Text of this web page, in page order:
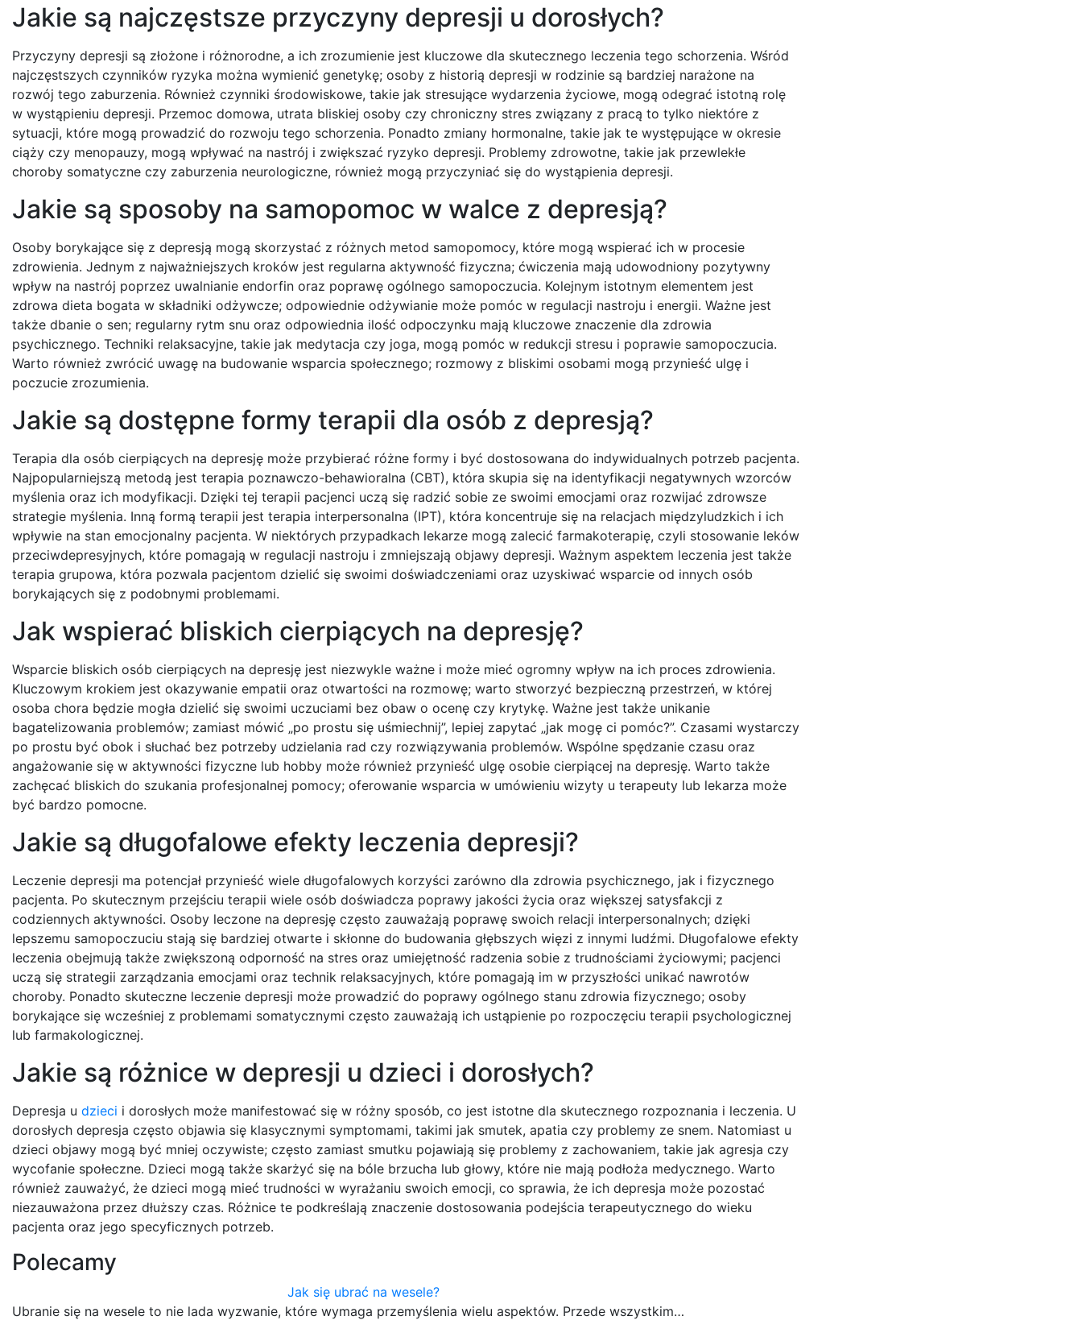
Jakie są najczęstsze przyczyny depresji u dorosłych?
Przyczyny depresji są złożone i różnorodne, a ich zrozumienie jest kluczowe dla skutecznego leczenia tego schorzenia. Wśród
najczęstszych czynników ryzyka można wymienić genetykę; osoby z historią depresji w rodzinie są bardziej narażone na
rozwój tego zaburzenia. Również czynniki środowiskowe, takie jak stresujące wydarzenia życiowe, mogą odegrać istotną rolę
w wystąpieniu depresji. Przemoc domowa, utrata bliskiej osoby czy chroniczny stres związany z pracą to tylko niektóre z
sytuacji, które mogą prowadzić do rozwoju tego schorzenia. Ponadto zmiany hormonalne, takie jak te występujące w okresie
ciąży czy menopauzy, mogą wpływać na nastrój i zwiększać ryzyko depresji. Problemy zdrowotne, takie jak przewlekłe
choroby somatyczne czy zaburzenia neurologiczne, również mogą przyczyniać się do wystąpienia depresji.
Jakie są sposoby na samopomoc w walce z depresją?
Osoby borykające się z depresją mogą skorzystać z różnych metod samopomocy, które mogą wspierać ich w procesie
zdrowienia. Jednym z najważniejszych kroków jest regularna aktywność fizyczna; ćwiczenia mają udowodniony pozytywny
wpływ na nastrój poprzez uwalnianie endorfin oraz poprawę ogólnego samopoczucia. Kolejnym istotnym elementem jest
zdrowa dieta bogata w składniki odżywcze; odpowiednie odżywianie może pomóc w regulacji nastroju i energii. Ważne jest
także dbanie o sen; regularny rytm snu oraz odpowiednia ilość odpoczynku mają kluczowe znaczenie dla zdrowia
psychicznego. Techniki relaksacyjne, takie jak medytacja czy joga, mogą pomóc w redukcji stresu i poprawie samopoczucia.
Warto również zwrócić uwagę na budowanie wsparcia społecznego; rozmowy z bliskimi osobami mogą przynieść ulgę i
poczucie zrozumienia.
Jakie są dostępne formy terapii dla osób z depresją?
Terapia dla osób cierpiących na depresję może przybierać różne formy i być dostosowana do indywidualnych potrzeb pacjenta.
Najpopularniejszą metodą jest terapia poznawczo-behawioralna (CBT), która skupia się na identyfikacji negatywnych wzorców
myślenia oraz ich modyfikacji. Dzięki tej terapii pacjenci uczą się radzić sobie ze swoimi emocjami oraz rozwijać zdrowsze
strategie myślenia. Inną formą terapii jest terapia interpersonalna (IPT), która koncentruje się na relacjach międzyludzkich i ich
wpływie na stan emocjonalny pacjenta. W niektórych przypadkach lekarze mogą zalecić farmakoterapię, czyli stosowanie leków
przeciwdepresyjnych, które pomagają w regulacji nastroju i zmniejszają objawy depresji. Ważnym aspektem leczenia jest także
terapia grupowa, która pozwala pacjentom dzielić się swoimi doświadczeniami oraz uzyskiwać wsparcie od innych osób
borykających się z podobnymi problemami.
Jak wspierać bliskich cierpiących na depresję?
Wsparcie bliskich osób cierpiących na depresję jest niezwykle ważne i może mieć ogromny wpływ na ich proces zdrowienia.
Kluczowym krokiem jest okazywanie empatii oraz otwartości na rozmowę; warto stworzyć bezpieczną przestrzeń, w której
osoba chora będzie mogła dzielić się swoimi uczuciami bez obaw o ocenę czy krytykę. Ważne jest także unikanie
bagatelizowania problemów; zamiast mówić „po prostu się uśmiechnij”, lepiej zapytać „jak mogę ci pomóc?”. Czasami wystarczy
po prostu być obok i słuchać bez potrzeby udzielania rad czy rozwiązywania problemów. Wspólne spędzanie czasu oraz
angażowanie się w aktywności fizyczne lub hobby może również przynieść ulgę osobie cierpiącej na depresję. Warto także
zachęcać bliskich do szukania profesjonalnej pomocy; oferowanie wsparcia w umówieniu wizyty u terapeuty lub lekarza może
być bardzo pomocne.
Jakie są długofalowe efekty leczenia depresji?
Leczenie depresji ma potencjał przynieść wiele długofalowych korzyści zarówno dla zdrowia psychicznego, jak i fizycznego
pacjenta. Po skutecznym przejściu terapii wiele osób doświadcza poprawy jakości życia oraz większej satysfakcji z
codziennych aktywności. Osoby leczone na depresję często zauważają poprawę swoich relacji interpersonalnych; dzięki
lepszemu samopoczuciu stają się bardziej otwarte i skłonne do budowania głębszych więzi z innymi ludźmi. Długofalowe efekty
leczenia obejmują także zwiększoną odporność na stres oraz umiejętność radzenia sobie z trudnościami życiowymi; pacjenci
uczą się strategii zarządzania emocjami oraz technik relaksacyjnych, które pomagają im w przyszłości unikać nawrotów
choroby. Ponadto skuteczne leczenie depresji może prowadzić do poprawy ogólnego stanu zdrowia fizycznego; osoby
borykające się wcześniej z problemami somatycznymi często zauważają ich ustąpienie po rozpoczęciu terapii psychologicznej
lub farmakologicznej.
Jakie są różnice w depresji u dzieci i dorosłych?
Depresja u dzieci i dorosłych może manifestować się w różny sposób, co jest istotne dla skutecznego rozpoznania i leczenia. U
dorosłych depresja często objawia się klasycznymi symptomami, takimi jak smutek, apatia czy problemy ze snem. Natomiast u
dzieci objawy mogą być mniej oczywiste; często zamiast smutku pojawiają się problemy z zachowaniem, takie jak agresja czy
wycofanie społeczne. Dzieci mogą także skarżyć się na bóle brzucha lub głowy, które nie mają podłoża medycznego. Warto
również zauważyć, że dzieci mogą mieć trudności w wyrażaniu swoich emocji, co sprawia, że ich depresja może pozostać
niezauważona przez dłuższy czas. Różnice te podkreślają znaczenie dostosowania podejścia terapeutycznego do wieku
pacjenta oraz jego specyficznych potrzeb.
Polecamy
Jak się ubrać na wesele?
Ubranie się na wesele to nie lada wyzwanie, które wymaga przemyślenia wielu aspektów. Przede wszystkim…